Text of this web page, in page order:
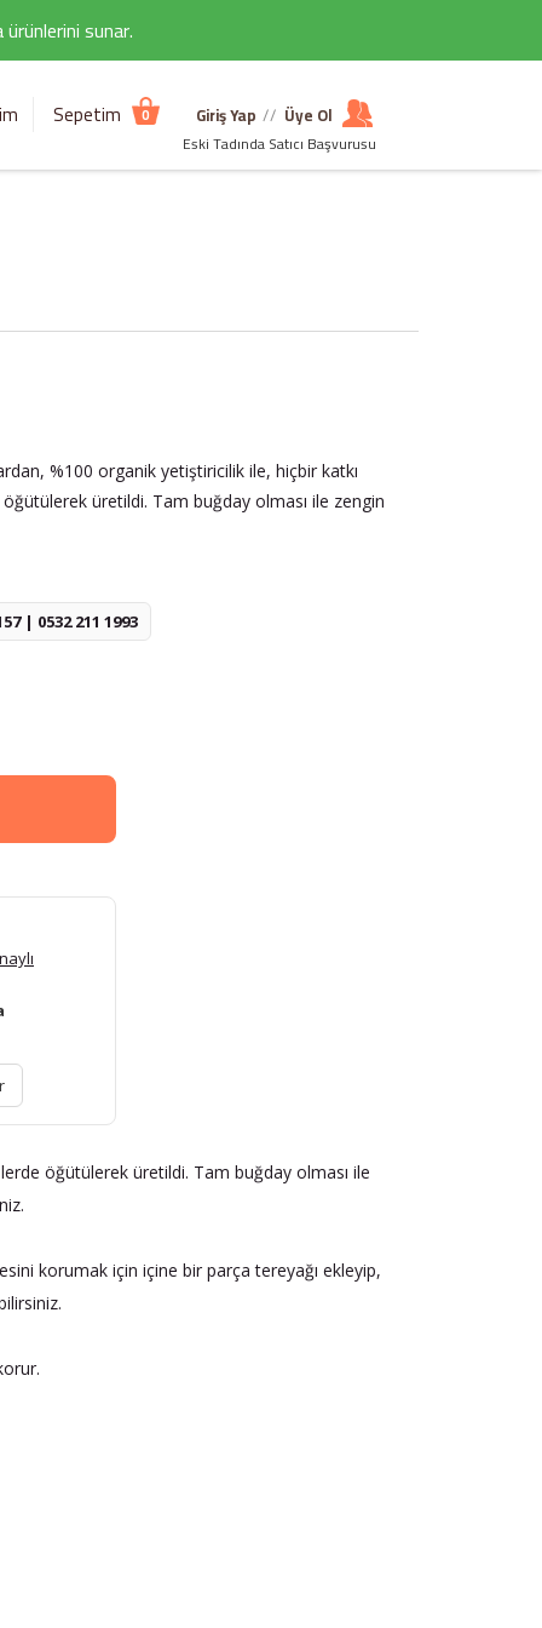
sunar.
Sepetim 0 Giriş Yap // Üye Ol
Eski Tadında Satıcı Başvurusu
%100 organik yetiştiricilik ile, hiçbir katkı
üretildi. Tam buğday olması ile zengin
| 0532 211 1993
öğütülerek üretildi. Tam buğday olması ile
korumak için içine bir parça tereyağı ekleyip,